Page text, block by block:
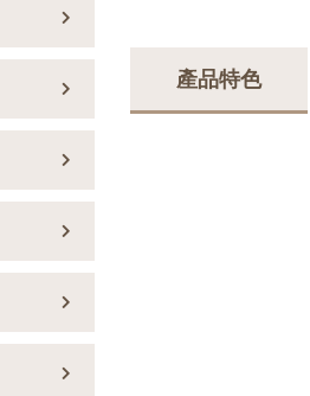
產品特色